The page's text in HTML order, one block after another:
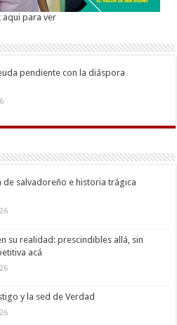
aqui para ver
pendiente con la diáspora
de salvadoreño e historia trágica
su realidad: prescindibles allá, sin
acá
y la sed de Verdad